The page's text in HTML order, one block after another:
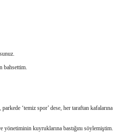
bahsettim.
‘temiz spor’ dese, her taraftan kafalarına
kuyruklarına bastığını söylemiştim.